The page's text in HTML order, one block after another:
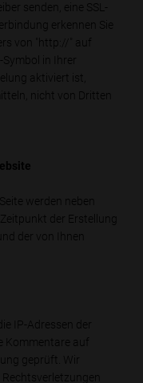
senden, eine SSL-
erkennen Sie
von "http://" auf
Symbol in Ihrer
aktiviert ist,
nicht von Dritten
werden neben
der Erstellung
der von Ihnen
IP-Adressen der
Kommentare auf
geprüft. Wir